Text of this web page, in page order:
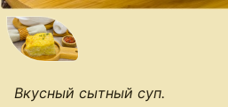
Вкусный сытный суп.